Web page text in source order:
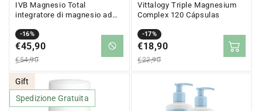
IVB Magnesio Total
integratore di magnesio ad
capsule
-16%
Prezzo
in
saldo
€45,90
Prezzo
normale
€54,90
Vittalogy Triple Magnesium
Complex 120 Cápsulas
-17%
Prezzo
in
saldo
€18,90
Prezzo
normale
€22,90
Gift
Spedizione Gratuita